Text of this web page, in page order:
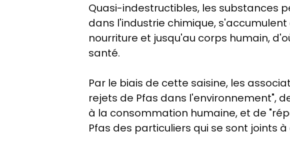
Quasi-indestructibles, les substances
dans l'industrie chimique,
nourriture et jusqu'au corps humain,
santé.
Par le biais de cette saisine, les
rejets de Pfas dans l'environnement",
à la consommation humaine, et de
Pfas des particuliers qui se sont joints